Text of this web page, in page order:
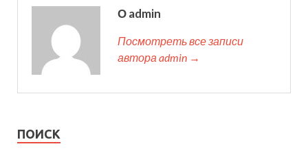
О admin
Посмотреть все записи
автора admin →
ПОИСК